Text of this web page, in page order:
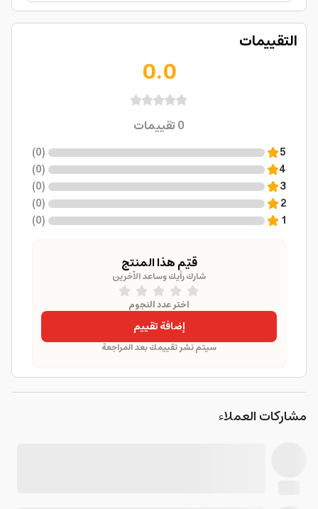
التقييمات
0.0
0تقييمات
5
(
0
)
4
(
0
)
3
(
0
)
2
(
0
)
1
(
0
)
قيّم هذا المنتج
شارك رأيك وساعد الآخرين
اختر عدد النجوم
إضافة تقييم
سيتم نشر تقييمك بعد المراجعة
مشاركات العملاء